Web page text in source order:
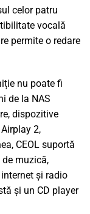
celor patru
vocală
permite o redare
nu poate fi
de la NAS
dispozitive
2,
CEOL suportă
muzică,
și radio
și un CD player